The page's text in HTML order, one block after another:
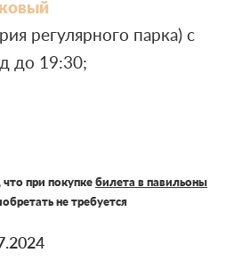
регулярного парка) с
до 19:30;
при покупкебилета в павильоны
не требуется